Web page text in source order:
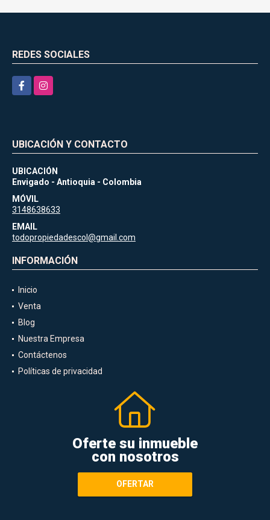
REDES SOCIALES
FacebookInstagram
UBICACIÓN Y CONTACTO
UBICACIÓN
Envigado - Antioquia - Colombia
MÓVIL
3148638633
EMAIL
todopropiedadescol@gmail.com
INFORMACIÓN
Inicio
Venta
Blog
Nuestra Empresa
Contáctenos
Políticas de privacidad
Oferte su inmueble
con nosotros
OFERTAR